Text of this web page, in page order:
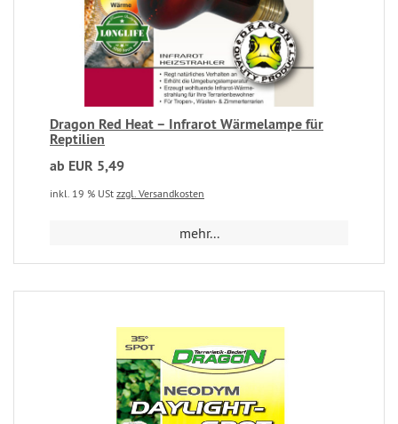
Dragon Red Heat – Infrarot Wärmelampe für
Reptilien
ab EUR 5,49
inkl. 19 % USt zzgl. Versandkosten
mehr...